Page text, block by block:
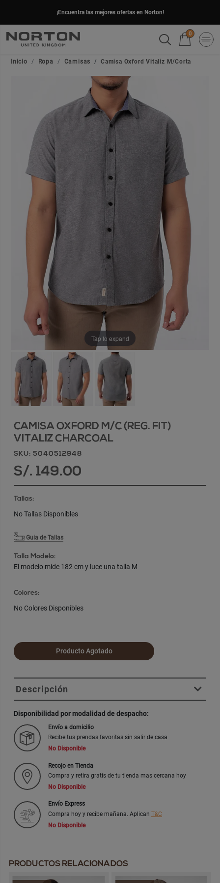
¡Encuentra las mejores ofertas en Norton!
0
Inicio Ropa Camisas Camisa Oxford Vitaliz M/Corta
Tap to expand
CAMISA OXFORD M/C (REG. FIT)
VITALIZ CHARCOAL
SKU: 5040512948
S/. 149.00
Tallas:
No Tallas Disponibles
Guia de Tallas
Talla Modelo:
El modelo mide 182 cm y luce una talla M
Colores:
No Colores Disponibles
Producto Agotado
Descripción
Disponibilidad por modalidad de despacho:
Envío a domicilio
Recibe tus prendas favoritas sin salir de casa
No Disponible
Recojo en Tienda
Compra y retira gratis de tu tienda mas cercana hoy
No Disponible
Envío Express
Compra hoy y recibe mañana. Aplican T&C
No Disponible
PRODUCTOS RELACIONADOS